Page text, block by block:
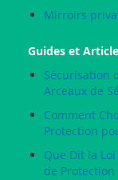
Mirroirs
Guides et
Sécurisation
Arceaux de
Comment
Protection
Que Dit la
de Protection